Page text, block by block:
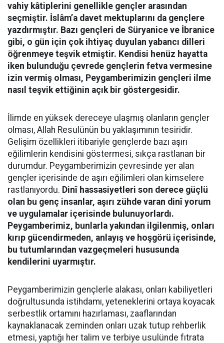
vahiy kâtiplerini genellikle gençler arasından
seçmiştir. İslâm’a davet mektuplarını da gençlere
yazdırmıştır. Bazı gençleri de Süryanice ve İbranice
gibi, o gün için çok ihtiyaç duyulan yabancı dilleri
öğrenmeye teşvik etmiştir. Kendisi henüz hayatta
iken bulunduğu çevrede gençlerin fetva vermesine
izin vermiş olması, Peygamberimizin gençleri ilme
nasıl teşvik ettiğinin açık bir göstergesidir.
İlimde en yüksek dereceye ulaşmış olanların gençler
olması, Allah Resulünün bu yaklaşımının tesiridir.
Gelişim özellikleri itibariyle gençlerde bazı aşırı
eğilimlerin kendisini göstermesi, sıkça rastlanan bir
durumdur. Peygamberimizin çevresinde yer alan
gençler içerisinde de aşırı eğilimleri olan kimselere
rastlanıyordu. Dinî hassasiyetleri son derece güçlü
olan bu genç insanlar, aşırı zühde varan dinî yorum
ve uygulamalar içerisinde bulunuyorlardı.
Peygamberimiz, bunlarla yakından ilgilenmiş, onları
kırıp gücendirmeden, anlayış ve hoşgörü içerisinde,
bu tutumlarından vazgeçmeleri hususunda
kendilerini uyarmıştır.
Peygamberimizin gençlerle alakası, onları kabiliyetleri
doğrultusunda istihdamı, yeteneklerini ortaya koyacak
serbestlik ortamını hazırlaması, zaaflarından
kaynaklanacak zeminden onları uzak tutup rehberlik
etmesi, yaptığı her talim ve terbiye usulünde fıtrata